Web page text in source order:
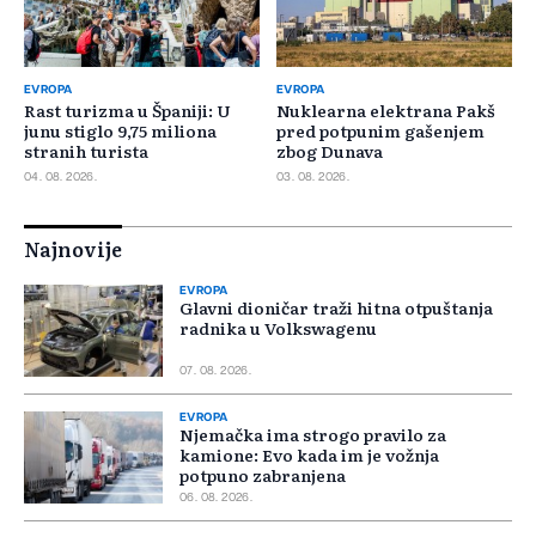
EVROPA
Rast turizma u Španiji: U
junu stiglo 9,75 miliona
stranih turista
04. 08. 2026.
EVROPA
Nuklearna elektrana Pakš
pred potpunim gašenjem
zbog Dunava
03. 08. 2026.
Najnovije
EVROPA
Glavni dioničar traži hitna otpuštanja
radnika u Volkswagenu
07. 08. 2026.
EVROPA
Njemačka ima strogo pravilo za
kamione: Evo kada im je vožnja
potpuno zabranjena
06. 08. 2026.